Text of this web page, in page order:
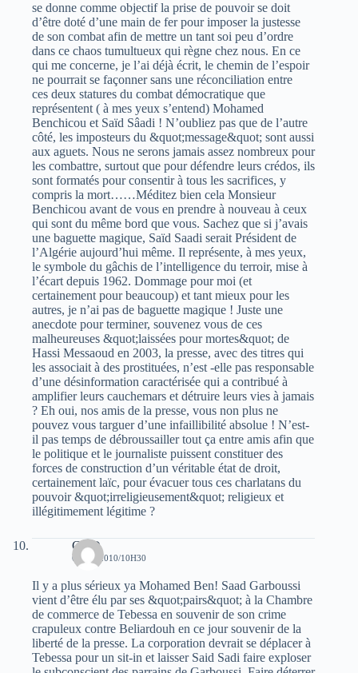
se donne comme objectif la prise de pouvoir se doit
d’être doté d’une main de fer pour imposer la justesse
de son combat afin de mettre un tant soi peu d’ordre
dans ce chaos tumultueux qui règne chez nous. En ce
qui me concerne, je l’ai déjà écrit, le chemin de l’espoir
ne pourrait se façonner sans une réconciliation entre
ces deux statures du combat démocratique que
représentent ( à mes yeux s’entend) Mohamed
Benchicou et Saïd Sâadi ! N’oubliez pas que de l’autre
côté, les imposteurs du &quot;message&quot; sont aussi
aux aguets. Nous ne serons jamais assez nombreux pour
les combattre, surtout que pour défendre leurs crédos, ils
sont formatés pour consentir à tous les sacrifices, y
compris la mort……Méditez bien cela Monsieur
Benchicou avant de vous en prendre à nouveau à ceux
qui sont du même bord que vous. Sachez que si j’avais
une baguette magique, Saïd Saadi serait Président de
l’Algérie aujourd’hui même. Il représente, à mes yeux,
le symbole du gâchis de l’intelligence du terroir, mise à
l’écart depuis 1962. Dommage pour moi (et
certainement pour beaucoup) et tant mieux pour les
autres, je n’ai pas de baguette magique ! Juste une
anecdote pour terminer, souvenez vous de ces
malheureuses &quot;laissées pour mortes&quot; de
Hassi Messaoud en 2003, la presse, avec des titres qui
les associait à des prostituées, n’est -elle pas responsable
d’une désinformation caractérisée qui a contribué à
amplifier leurs cauchemars et détruire leurs vies à jamais
? Eh oui, nos amis de la presse, vous non plus ne
pouvez vous targuer d’une infaillibilité absolue ! N’est-
il pas temps de débroussailler tout ça entre amis afin que
le politique et le journaliste puissent constituer des
forces de construction d’un véritable état de droit,
certainement laïc, pour évacuer tous ces charlatans du
pouvoir &quot;irreligieusement&quot; religieux et
illégitimement légitime ?
GKD
6 MAI 2010/10H30
Il y a plus sérieux ya Mohamed Ben! Saad Garboussi
vient d’être élu par ses &quot;pairs&quot; à la Chambre
de commerce de Tebessa en souvenir de son crime
crapuleux contre Beliardouh en ce jour souvenir de la
liberté de la presse. La corporation devrait se déplacer à
Tebessa pour un sit-in et laisser Said Sadi faire exploser